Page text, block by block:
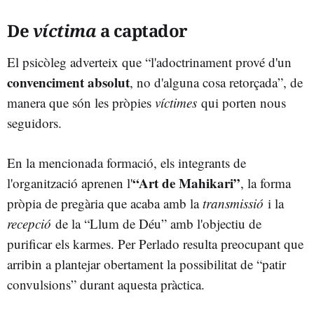
Devíctima a captador
El psicòleg adverteix que “l'adoctrinament prové d'un
convenciment absolut, no d'alguna cosa retorçada”, de
manera que són les pròpies víctimes qui porten nous
seguidors.
En la mencionada formació, els integrants de
l'organització aprenen l'“Art de Mahikari”, la forma
pròpia de pregària que acaba amb latransmissió i la
recepció de la “Llum de Déu” amb l'objectiu de
purificar els karmes. Per Perlado resulta preocupant que
arribin a plantejar obertament la possibilitat de “patir
convulsions” durant aquesta pràctica.